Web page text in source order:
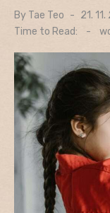
By Tae Teo
21.
Time to Read:
-